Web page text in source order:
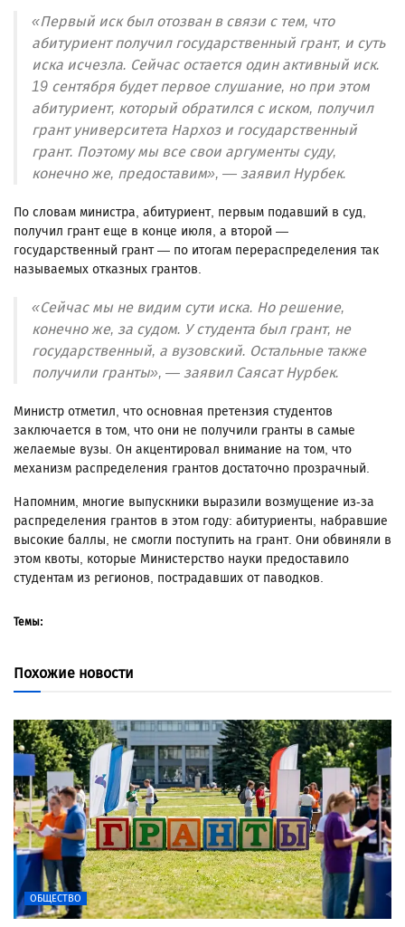
«Первый иск был отозван в связи с тем, что
абитуриент получил государственный грант, и суть
иска исчезла. Сейчас остается один активный иск.
19 сентября будет первое слушание, но при этом
абитуриент, который обратился с иском, получил
грант университета Нархоз и государственный
грант. Поэтому мы все свои аргументы суду,
конечно же, предоставим», — заявил Нурбек.
По словам министра, абитуриент, первым подавший в суд,
получил грант еще в конце июля, а второй —
государственный грант — по итогам перераспределения так
называемых отказных грантов.
«Сейчас мы не видим сути иска. Но решение,
конечно же, за судом. У студента был грант, не
государственный, а вузовский. Остальные также
получили гранты», — заявил Саясат Нурбек.
Министр отметил, что основная претензия студентов
заключается в том, что они не получили гранты в самые
желаемые вузы. Он акцентировал внимание на том, что
механизм распределения грантов достаточно прозрачный.
Напомним, многие выпускники выразили возмущение из-за
распределения грантов в этом году: абитуриенты, набравшие
высокие баллы, не смогли поступить на грант. Они обвиняли в
этом квоты, которые Министерство науки предоставило
студентам из регионов, пострадавших от паводков.
Темы:
Похожие новости
ОБЩЕСТВО